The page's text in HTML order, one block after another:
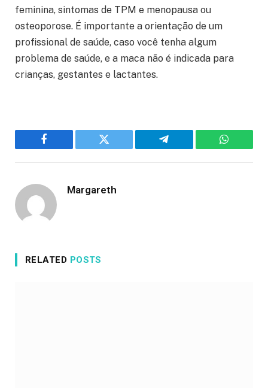
feminina, sintomas de TPM e menopausa ou
osteoporose. É importante a orientação de um
profissional de saúde, caso você tenha algum
problema de saúde, e a maca não é indicada para
crianças, gestantes e lactantes.
Facebook Twitter Telegram
Margareth
RELATED POSTS